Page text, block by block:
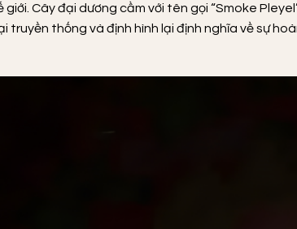
Cây đại dương cầm với tên gọi “Smoke
truyền thống và định hình lại định nghĩa về sự